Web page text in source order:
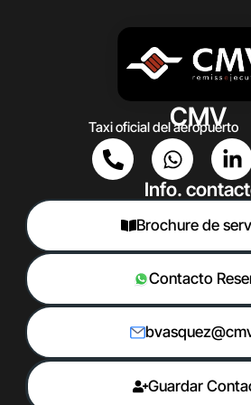
CMV
Taxi oficial del aeropuerto
Info.
Brochure de
Contacto
Guardar